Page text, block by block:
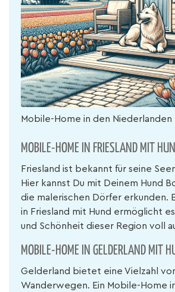
Mobile-Home in den Niederlanden
MOBILE-HOME IN FRIESLAND MIT
Friesland ist bekannt für seine
Hier kannst Du mit Deinem Hund
die malerischen Dörfer erkunden.
in Friesland mit Hund ermöglicht
und Schönheit dieser Region voll
MOBILE-HOME IN GELDERLAND MIT
Gelderland bietet eine Vielzahl
Wanderwegen. Ein Mobile-Home